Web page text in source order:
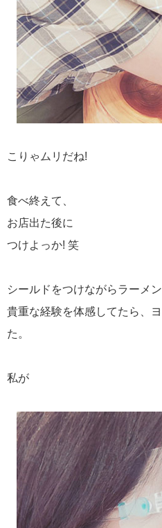
こりゃムリだね!
食べ終えて、
お店出た後に
つけよっか! 笑
シールドをつけながらラーメ
貴重な経験を体感してたら、
た。
私が